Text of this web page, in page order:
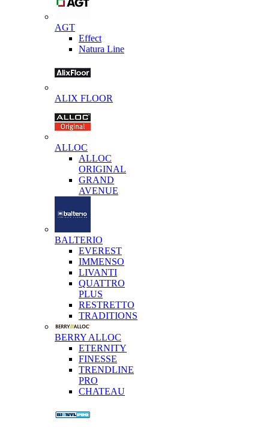
AGT
Effect
Natura Line
ALIX FLOOR
ALLOC
ALLOC
ORIGINAL
GRAND
AVENUE
BALTERIO
EVEREST
IMMENSO
LIVANTI
QUATTRO
PLUS
RESTRETTO
TRADITIONS
BERRY ALLOC
ETERNITY
FINESSE
TRENDLINE
PRO
CHATEAU